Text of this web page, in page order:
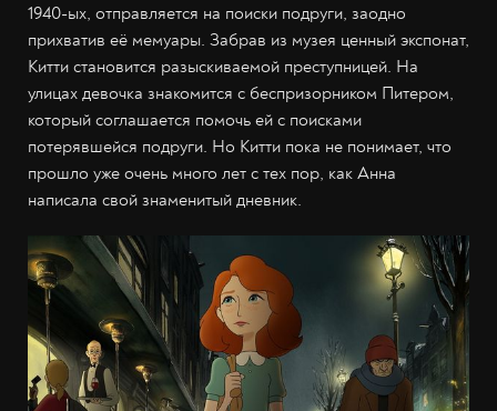
1940-ых, отправляется на поиски подруги, заодно
прихватив её мемуары. Забрав из музея ценный экспонат,
Китти становится разыскиваемой преступницей. На
улицах девочка знакомится с беспризорником Питером,
который соглашается помочь ей с поисками
потерявшейся подруги. Но Китти пока не понимает, что
прошло уже очень много лет с тех пор, как Анна
написала свой знаменитый дневник.